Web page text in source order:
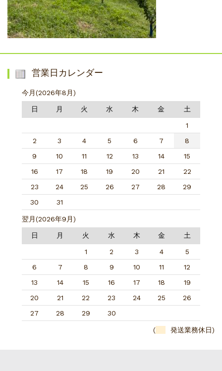
営業日カレンダー
今月(2026年8月)
日 月 火 水 木 金 土
1
2
3 4 5 6 7
8
9
10 11 12 13 14
15
16
17 18 19 20 21
22
23
24 25 26 27 28
29
30
31
翌月(2026年9月)
日 月 火 水 木 金 土
1 2 3 4
5
6
7 8 9 10 11
12
13
14 15 16 17 18
19
20
21 22 23 24 25
26
27
28 29 30
( 発送業務休日)